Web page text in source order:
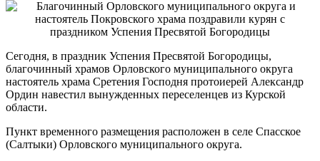
Сегодня, в праздник Успения Пресвятой Богородицы,
благочинный храмов Орловского муниципального округа
настоятель храма Сретения Господня протоиерей Александр
Ордин навестил вынужденных переселенцев из Курской
области.
Пункт временного размещения расположен в селе Спасское
(Салтыки) Орловского муниципального округа.